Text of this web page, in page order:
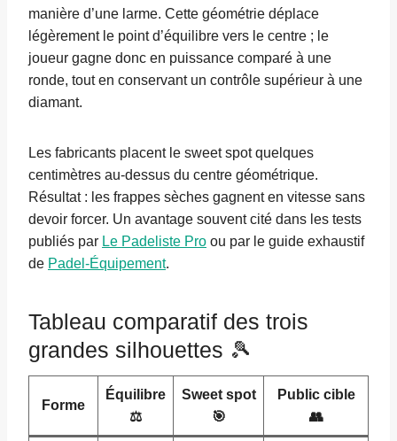
manière d’une larme. Cette géométrie déplace
légèrement le point d’équilibre vers le centre ; le
joueur gagne donc en puissance comparé à une
ronde, tout en conservant un contrôle supérieur à une
diamant.
Les fabricants placent le sweet spot quelques
centimètres au-dessus du centre géométrique.
Résultat : les frappes sèches gagnent en vitesse sans
devoir forcer. Un avantage souvent cité dans les tests
publiés par Le Padeliste Pro ou par le guide exhaustif
de Padel-Équipement.
Tableau comparatif des trois
grandes silhouettes 🎾
Forme
Équilibre
⚖️
Sweet spot
🎯
Public cible
👥